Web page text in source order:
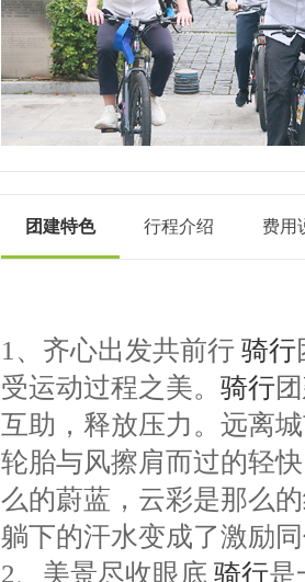
团建特色 行程介绍 费用
1、齐心出发共前行 骑行
受运动过程之美。 骑行
互助，释放压力。远离
轮胎与风擦肩而过的轻
么的蔚蓝，云彩是那么
躺下的汗水变成了激励
2、美景尽收眼底 骑行是